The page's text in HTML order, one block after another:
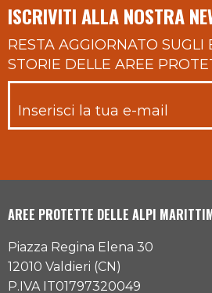
ISCRIVITI ALLA NOSTRA
RESTA AGGIORNATO SUGLI
STORIE DELLE AREE
AREE PROTETTE DELLE ALPI
Piazza Regina Elena 30
12010 Valdieri (CN)
P.IVA IT01797320049